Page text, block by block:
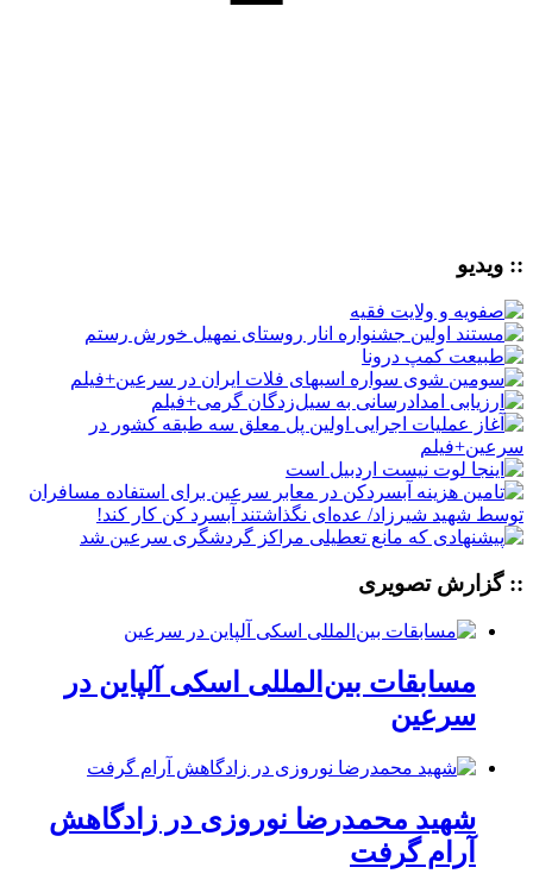
:: ویدیو
:: گزارش تصویری
مسابقات بین‌المللی اسکی آلپاین در
سرعین
شهید محمدرضا نوروزی در زادگاهش
آرام گرفت